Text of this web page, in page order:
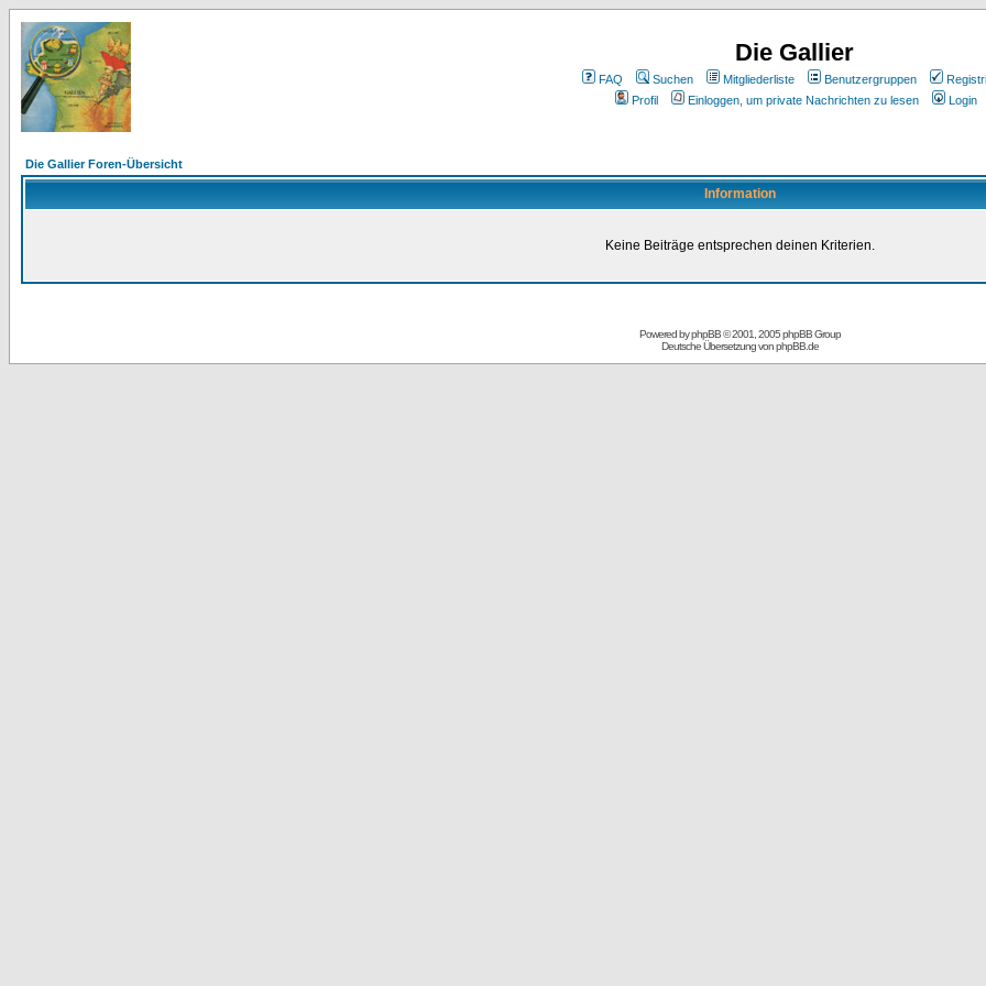
Die Gallier
FAQ Suchen Mitgliederliste Benutzergruppen
Profil
Einloggen, um private Nachrichten zu lesen Login
Die Gallier Foren-Übersicht
Information
Keine Beiträge entsprechen deinen Kriterien.
Powered byphpBB© 2001, 2005 phpBB Group
Deutsche Übersetzung vonphpBB.de